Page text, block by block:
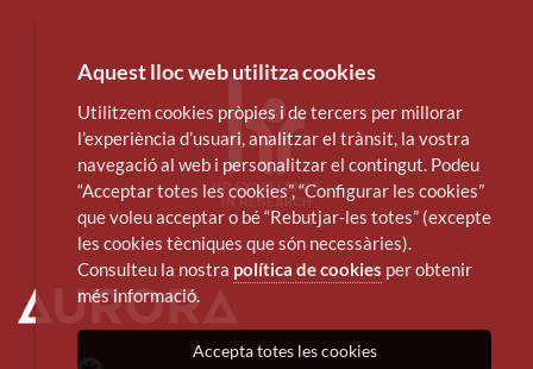
Aquest lloc web utilitza cookies
Utilitzem cookies pròpies i de tercers per millorar
l’experiència d’usuari, analitzar el trànsit, la vostra
navegació al web i personalitzar el contingut. Podeu
“Acceptar totes les cookies”, “Configurar les cookies”
que voleu acceptar o bé “Rebutjar-les totes” (excepte
les cookies tècniques que són necessàries).
Consulteu la nostra política de cookies per obtenir
més informació.
Accepta totes les cookies